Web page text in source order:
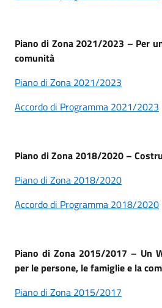
Piano di Zona 2021/2023 – Per
comunità
Piano di Zona 2021/2023
Accordo di Programma 2021/2023
Piano di Zona 2018/2020 –
Piano di Zona 2018/2020
Accordo di Programma 2018/2020
Piano di Zona 2015/2017 – Un
per le persone, le famiglie e la
Piano di Zona 2015/2017